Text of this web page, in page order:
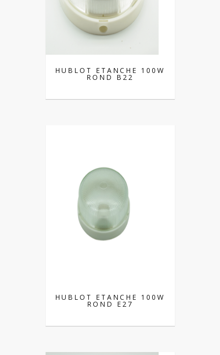
HUBLOT ETANCHE 100W
ROND B22
HUBLOT ETANCHE 100W
ROND E27